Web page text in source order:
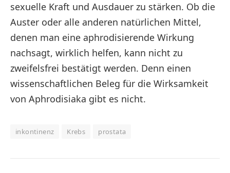
sexuelle Kraft und Ausdauer zu stärken. Ob die
Auster oder alle anderen natürlichen Mittel,
denen man eine aphrodisierende Wirkung
nachsagt, wirklich helfen, kann nicht zu
zweifelsfrei bestätigt werden. Denn einen
wissenschaftlichen Beleg für die Wirksamkeit
von Aphrodisiaka gibt es nicht.
inkontinenz Krebs prostata